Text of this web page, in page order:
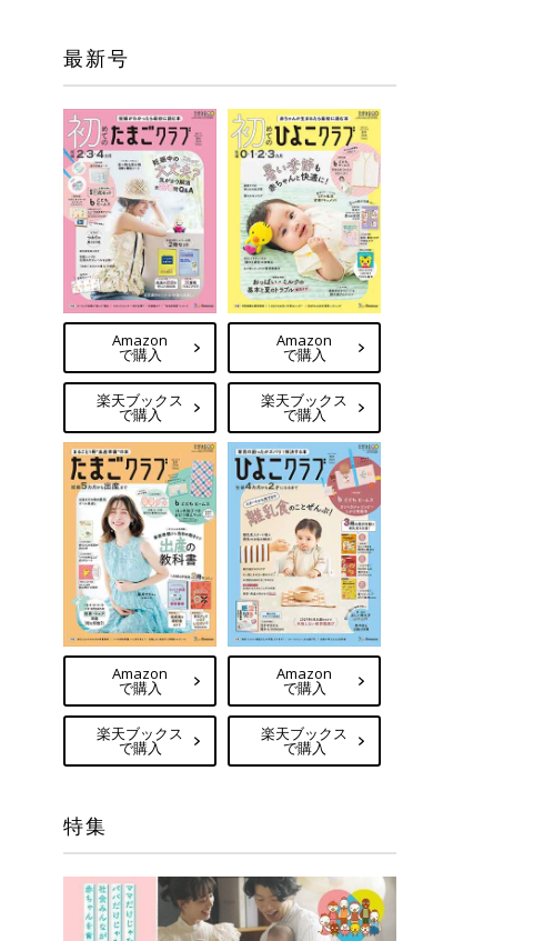
最新号
Amazon
で購入
楽天ブックス
で購入
Amazon
で購入
楽天ブックス
で購入
Amazon
で購入
楽天ブックス
で購入
Amazon
で購入
楽天ブックス
で購入
特集